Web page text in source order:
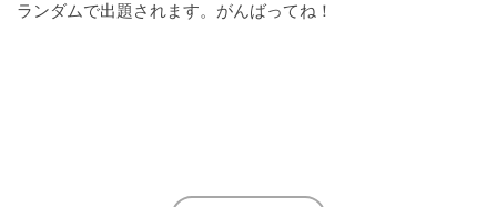
ランダムで出題されます。がんばってね！